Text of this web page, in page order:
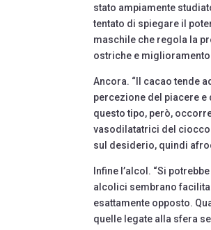
stato ampiamente
tentato di spiegare il
maschile che regola la
ostriche e miglioramento
Ancora. “Il cacao tende
percezione del piacere
questo tipo, però,
vasodilatatrici del
sul desiderio, quindi
Infine l’alcol. “Si
alcolici sembrano
esattamente opposto.
quelle legate alla sfera